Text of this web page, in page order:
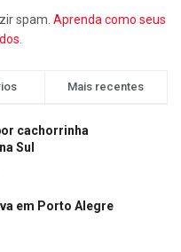
spam. Aprenda como seus
Mais recentes
cachorrinha
Sul
em Porto Alegre